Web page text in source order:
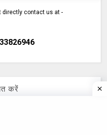
directly contact us at -
करें